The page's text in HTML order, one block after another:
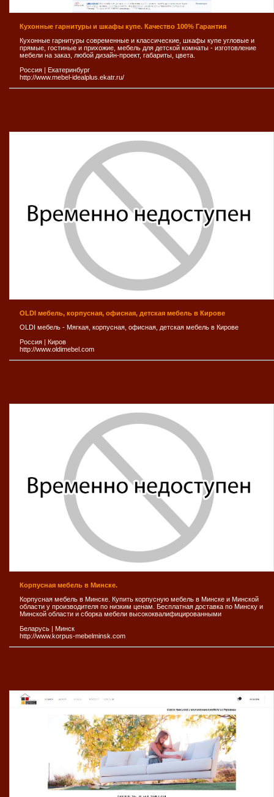
Кухонные гарнитуры и шкафы купе. Качество 100% Гарантия
Кухонные гарнитуры современные и классические, шкафы купе угловые и
прямые, гостиные и прихожие, мебель для детской комнаты - изготовление
мебели на заказ, любой дизайн-проект, габариты, цвета.
Россия | Екатеринбург
http://www.mebel-idealplus.ekatr.ru/
OLDI мебель, корпусная, офисная, детская мебель в Кирове
OLDI мебель - Мягкая, корпусная, офисная, детская мебель в Кирове
Россия | Киров
http://www.oldimebel.com
Корпусная мебель в Минске.
Корпусная мебель в Минске. Купить корпусную мебель в Минске и Минской
области у производителя по низким ценам. Бесплатная доставка по Минску и
Минской области и сборка мебели высококвалифицированными
Беларусь | Минск
http://www.korpus-mebelminsk.com